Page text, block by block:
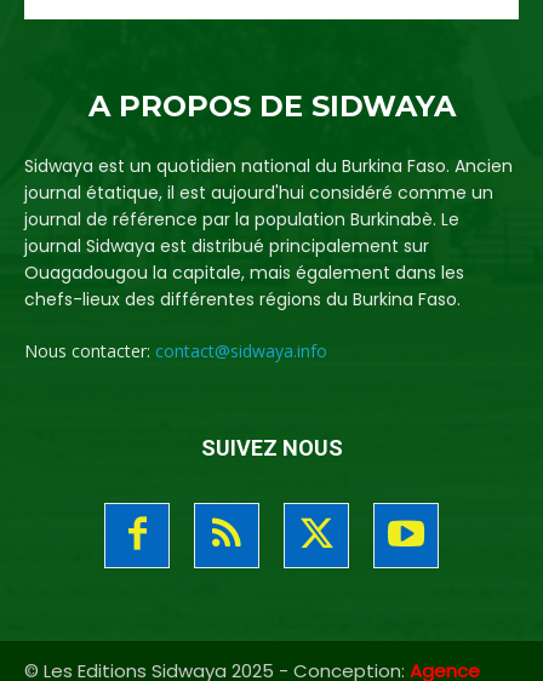
A PROPOS DE SIDWAYA
Sidwaya est un quotidien national du Burkina Faso. Ancien
journal étatique, il est aujourd'hui considéré comme un
journal de référence par la population Burkinabè. Le
journal Sidwaya est distribué principalement sur
Ouagadougou la capitale, mais également dans les
chefs-lieux des différentes régions du Burkina Faso.
Nous contacter: contact@sidwaya.info
SUIVEZ NOUS
© Les Editions Sidwaya 2025 - Conception: Agence